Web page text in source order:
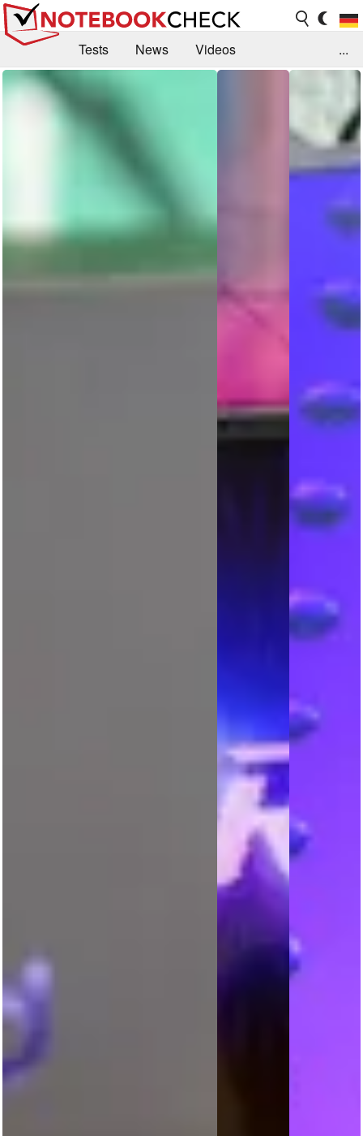
Tests News
Videos
Benchmarks & Tech
Kaufberatung
...